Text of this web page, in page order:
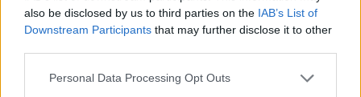
also be disclosed by us to third parties on the IAB’s List of
Downstream Participants that may further disclose it to other
Personal Data Processing Opt Outs
KEDVES OLVASÓNK!
tartozik, melynek olvasása előfizetéses